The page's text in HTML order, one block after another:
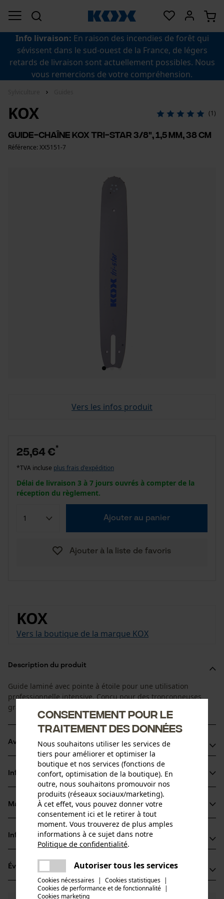
Info livraison: En raison des incendies de forêt qui
sévissent dans le sud-ouest de la France, de légers
retards de livraison sont actuellement possibles. Nous
vous remercions de votre compréhension.
KOX (1)
Guide-chaîne KOX Tri-Star 3/8", 1,5 mm, 38 cm
Référence: XX5151-7
Vers les infos produit
25,64 €*
*TVA incluse plus frais d'expédition
Délai de livraison 3 à 7 jours ouvrés à compter de la
réception du règlement.
Ajouter au panier
Ajouter à la liste de favoris
KOX
Vers la boutique de la marque KOX
Description du produit
Guide laminé avec pointe à étoile pour une utilisation
professionnelle intensive. Conçu pour des tronçonneuses
grande vitesse modernes.
Avantages du produit
Poids réduit par rapport aux guides en acier plein
Stabilité renforcée grâce à l'alliage silicium-acier
Pour augmenter la puissance de coupe et prolonger la
durée de vie du guide et de la chaîne, un clapet maintient le
lubrifiant à l'endroit où il est nécessaire
Informations sur le produit
Détails du produit
Type dactivité
Groupe dâge
Matériau & entretien
Matériau
Matériau principal
Informations fabricant
Lise-Meitner-Str. 4
70736 Fellbach, Allemagne
E-mail: info@kox.eu
Évaluations
Consentement pour le
traitement des données
Nous souhaitons utiliser les services de
tiers pour améliorer et optimiser la
boutique et nos services (fonctions de
confort, optimisation de la boutique). En
outre, nous souhaitons promouvoir nos
produits (réseaux sociaux/marketing).
À cet effet, vous pouvez donner votre
consentement ici et le retirer à tout
moment. Vous trouverez de plus amples
informations à ce sujet dans notre
Politique de confidentialité.
Autoriser tous les services
Cookies nécessaires | Cookies statistiques |
Cookies de performance et de fonctionnalité |
Cookies marketing
Une erreur s'est produite. Veuillez
essayer encore.
partager
partager
mail